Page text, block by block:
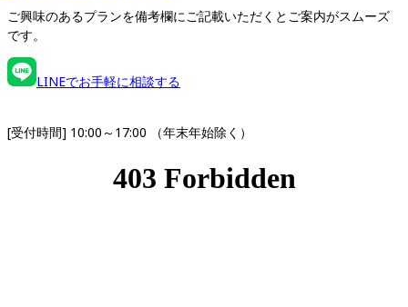
ご興味のあるプランを備考欄にご記載いただくとご案内がスムーズ
です。
LINEでお手軽に相談する
[受付時間] 10:00～17:00 （年末年始除く）